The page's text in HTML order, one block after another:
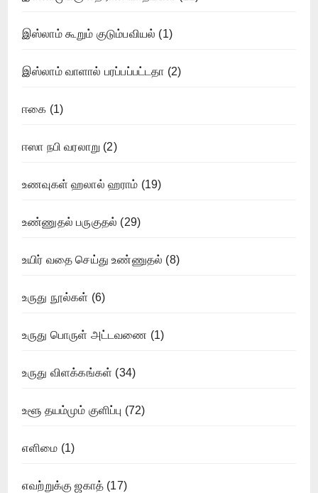
இஸ்லாம் கூறும் குடும்பவியல் (1)
இஸ்லாம் வாளால் பரப்பப்பட்டதா (2)
ஈகை (1)
ஈஸா நபி வரலாறு (2)
உணவுகள் ஹலால் ஹராம் (19)
உண்ணுதல் பருகுதல் (29)
உயிர் வதை செய்து உண்ணுதல் (8)
உருது நூல்கள் (6)
உருது பொருள் அட்டவணை (1)
உருது விளக்கங்கள் (34)
உளூ தயம்மும் குளிப்பு (72)
எளிமை (1)
எவற்றுக்கு ஜகாத் (17)